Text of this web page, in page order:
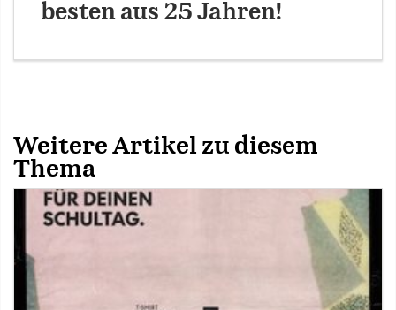
besten aus 25 Jahren!
Weitere Artikel zu diesem
Thema